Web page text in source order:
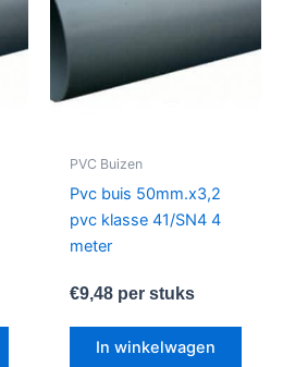
PVC Buizen
Pvc buis 50mm.x3,2
pvc klasse 41/SN4 4
meter
€9,48per stuks
In winkelwagen